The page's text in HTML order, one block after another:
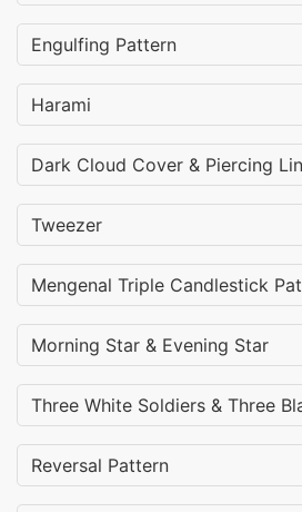
Engulfing Pattern
Harami
Dark Cloud Cover & Piercing
Tweezer
Mengenal Triple Candlestick
Morning Star & Evening Star
Three White Soldiers & Three
Reversal Pattern